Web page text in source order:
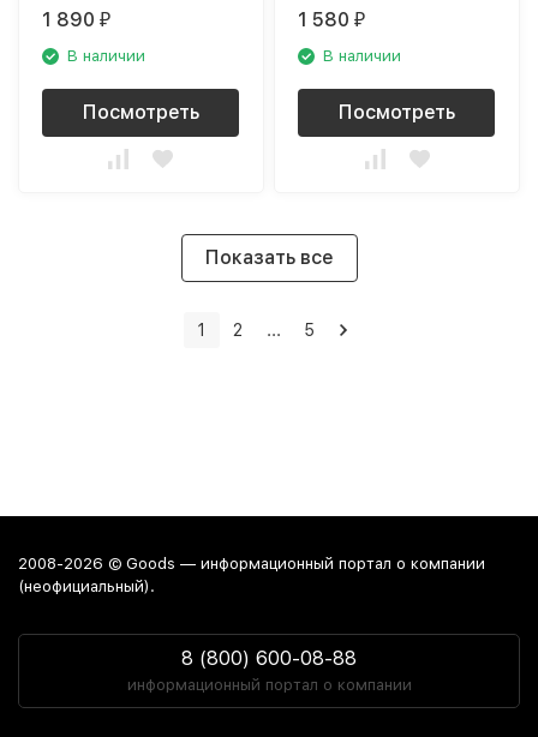
1 890₽
В наличии
Посмотреть
1 580₽
В наличии
Посмотреть
Показать все
1 2 ... 5
2008-2026 © Goods — информационный портал о компании
(неофициальный).
8 (800) 600-08-88
информационный портал о компании